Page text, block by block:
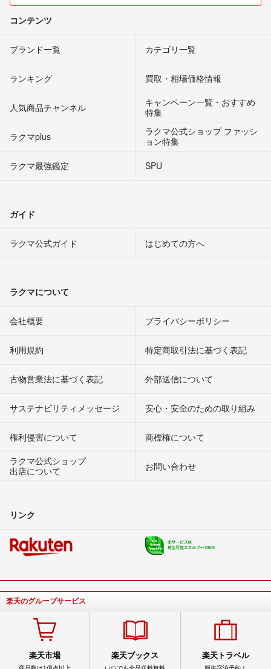
コンテンツ
ブランド一覧 カテゴリ一覧
ランキング 買取・相場価格情報
人気商品チャンネル
キャンペーン一覧・おすすめ
特集
ラクマplus
ラクマ公式ショップ ファッシ
ョン特集
ラクマ最強鑑定
SPU
ガイド
ラクマ公式ガイド はじめての方へ
ラクマについて
会社概要 プライバシーポリシー
利用規約 特定商取引法に基づく表記
古物営業法に基づく表記 外部送信について
サステナビリティメッセージ 安心・安全のための取り組み
権利侵害について
商標権について
ラクマ公式ショップ
出店について
お問い合わせ
リンク
楽天のグループサービス
楽天市場 楽天ブックス 楽天トラベル